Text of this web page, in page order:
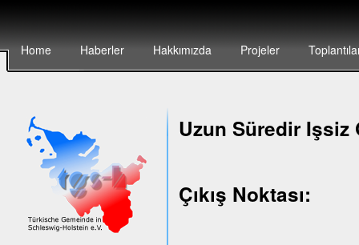
Home Haberler Hakkımızda Projeler
Uzun Süredir Işsiz
Çıkış Noktası: